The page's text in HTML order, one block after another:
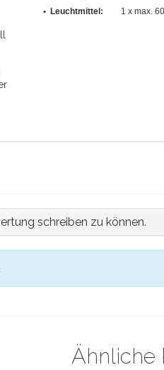
• Leuchtmittel:
1 x max.
schreiben zu können.
Ähnliche